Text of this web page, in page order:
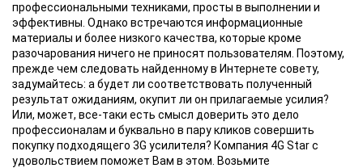
профессиональными техниками, просты в выполнении и
эффективны. Однако встречаются информационные
материалы и более низкого качества, которые кроме
разочарования ничего не приносят пользователям. Поэтому,
прежде чем следовать найденному в Интернете совету,
задумайтесь: а будет ли соответствовать полученный
результат ожиданиям, окупит ли он прилагаемые усилия?
Или, может, все-таки есть смысл доверить это дело
профессионалам и буквально в пару кликов совершить
покупку подходящего 3G усилителя? Компания 4G Star с
удовольствием поможет Вам в этом. Возьмите